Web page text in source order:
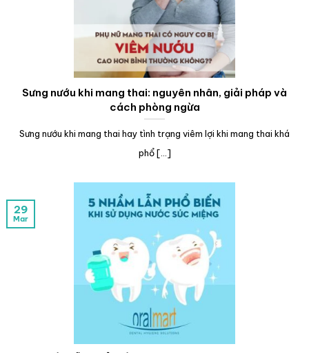
Sưng nướu khi mang thai: nguyên nhân, giải pháp và
cách phòng ngừa
Sưng nướu khi mang thai hay tình trạng viêm lợi khi mang thai khá
phổ [...]
29
Mar